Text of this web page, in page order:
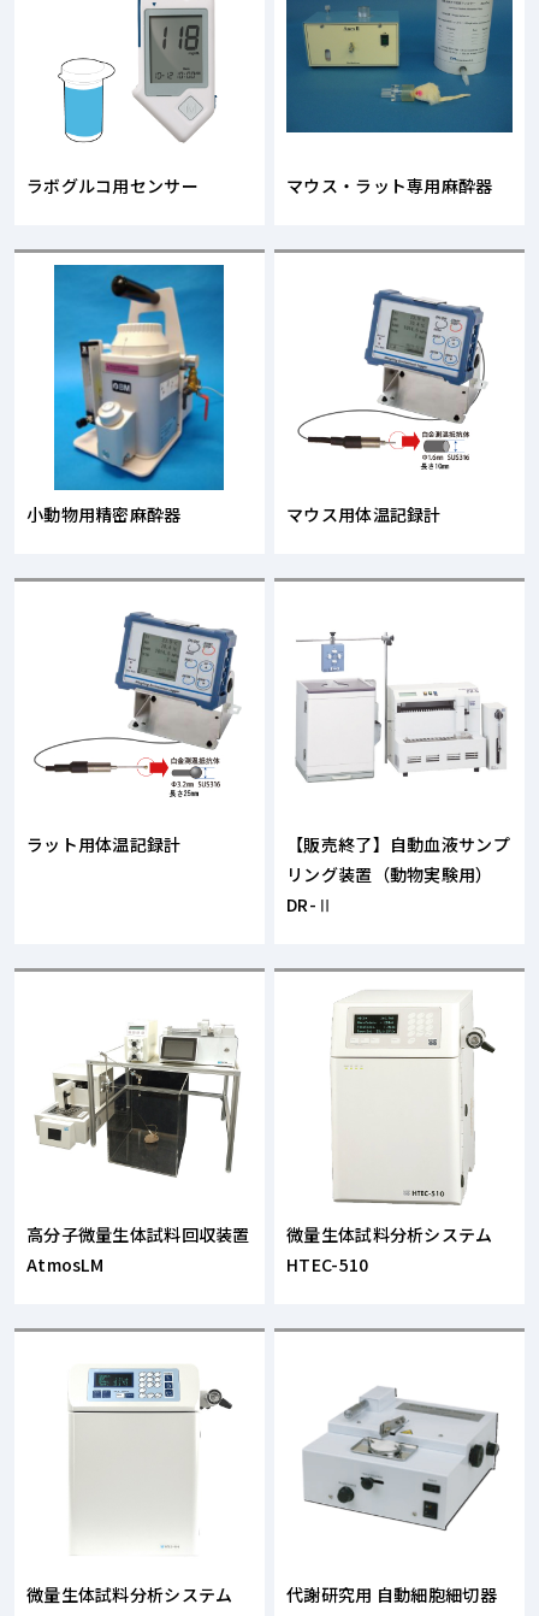
ラボグルコ用センサー マウス・ラット専用麻酔器
小動物用精密麻酔器 マウス用体温記録計
ラット用体温記録計
【販売終了】自動血液サンプ
リング装置（動物実験用）
DR-Ⅱ
高分子微量生体試料回収装置
AtmosLM
微量生体試料分析システム
HTEC-510
微量生体試料分析システム
代謝研究用 自動細胞細切器